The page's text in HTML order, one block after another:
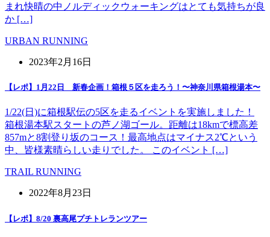
まれ快晴の中ノルディックウォーキングはとても気持ちが良
か […]
URBAN RUNNING
2023年2月16日
【レポ】1月22日 新春企画！箱根５区を走ろう！〜神奈川県箱根湯本〜
1/22(日)に箱根駅伝の5区を走るイベントを実施しました！
箱根湯本駅スタートの芦ノ湖ゴール。距離は18kmで標高差
857mと8割登り坂のコース！最高地点はマイナス2℃という
中、皆様素晴らしい走りでした。 このイベント […]
TRAIL RUNNING
2022年8月23日
【レポ】8/20 裏高尾プチトレランツアー